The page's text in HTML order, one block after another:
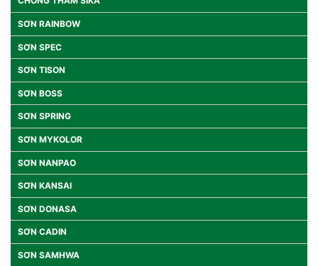
SƠN RAINBOW
SƠN SPEC
SƠN TISON
SƠN BOSS
SƠN SPRING
SƠN MYKOLOR
SƠN NANPAO
SƠN KANSAI
SƠN DONASA
SƠN CADIN
SƠN SAMHWA